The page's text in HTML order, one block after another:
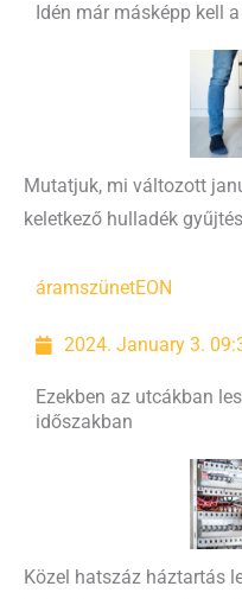
Idén már másképp kell
Mutatjuk, mi változott
keletkező hulladék
áramszünetEON
2024. January 3.
Ezekben az utcákban
időszakban
Közel hatszáz háztartás